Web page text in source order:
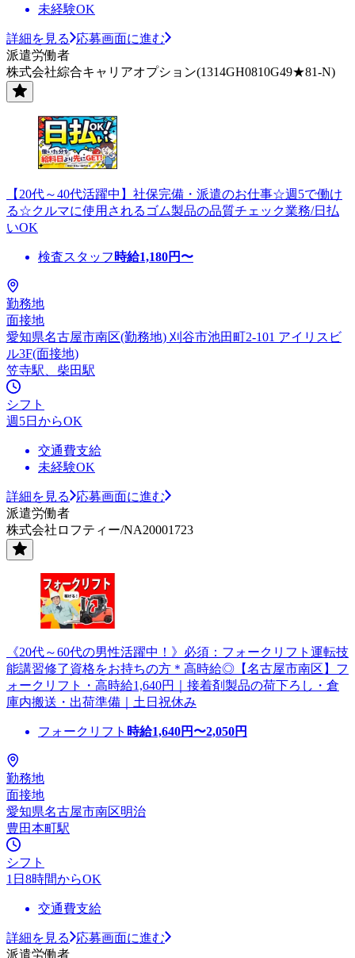
未経験OK
詳細を見る
応募画面に進む
派遣労働者
株式会社綜合キャリアオプション(1314GH0810G49★81-N)
【20代～40代活躍中】社保完備・派遣のお仕事☆週5で働け
る☆クルマに使用されるゴム製品の品質チェック業務/日払
いOK
検査スタッフ 時給1,180円〜
勤務地
面接地
愛知県名古屋市南区(勤務地) 刈谷市池田町2-101 アイリスビ
ル3F(面接地)
笠寺駅、柴田駅
シフト
週5日からOK
交通費支給
未経験OK
詳細を見る
応募画面に進む
派遣労働者
株式会社ロフティー/NA20001723
《20代～60代の男性活躍中！》必須：フォークリフト運転技
能講習修了資格をお持ちの方＊高時給◎【名古屋市南区】フ
ォークリフト・高時給1,640円｜接着剤製品の荷下ろし・倉
庫内搬送・出荷準備｜土日祝休み
フォークリフト 時給1,640円〜2,050円
勤務地
面接地
愛知県名古屋市南区明治
豊田本町駅
シフト
1日8時間からOK
交通費支給
詳細を見る
応募画面に進む
派遣労働者